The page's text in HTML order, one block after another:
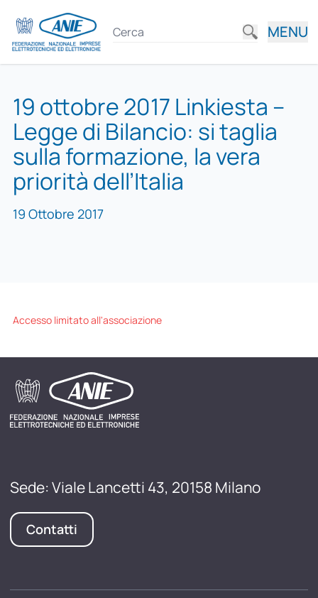
MENU
19 ottobre 2017 Linkiesta –
Legge di Bilancio: si taglia
sulla formazione, la vera
priorità dell’Italia
19 Ottobre 2017
Accesso limitato all'associazione
Sede: Viale Lancetti 43, 20158 Milano
Contatti